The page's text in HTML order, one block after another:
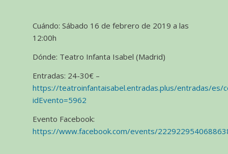
Cuándo: Sábado 16 de febrero de 2019 a las
12:00h
Dónde: Teatro Infanta Isabel (Madrid)
Entradas: 24-30€ –
https://teatroinfantaisabel.entradas.plus/entradas/es/
idEvento=5962
Evento Facebook:
https://www.facebook.com/events/